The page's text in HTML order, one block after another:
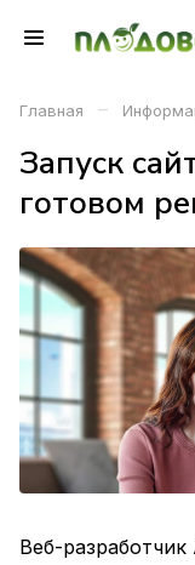
Главная –
Запуск
готовом
Веб-